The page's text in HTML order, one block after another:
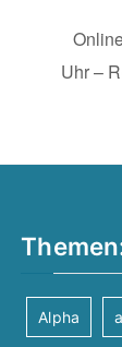
Uhr –
Alpha